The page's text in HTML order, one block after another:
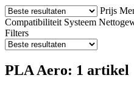
Prijs
Compatibiliteit Systeem
Filters
PLA Aero: 1 artikel